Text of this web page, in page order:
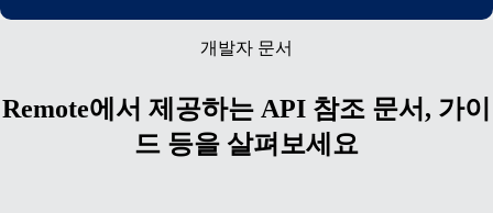
개발자 문서
Remote에서 제공하는 API 참조 문서, 가이
드 등을 살펴보세요